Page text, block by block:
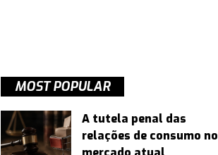
MOST POPULAR
A tutela penal das
relações de consumo no